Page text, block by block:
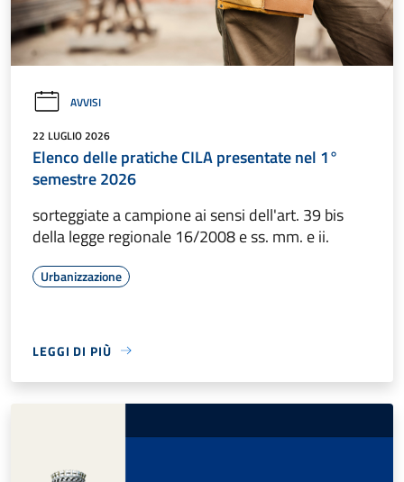
AVVISI
22 LUGLIO 2026
Elenco delle pratiche CILA presentate nel 1°
semestre 2026
sorteggiate a campione ai sensi dell'art. 39 bis
della legge regionale 16/2008 e ss. mm. e ii.
Urbanizzazione
LEGGI DI PIÙ